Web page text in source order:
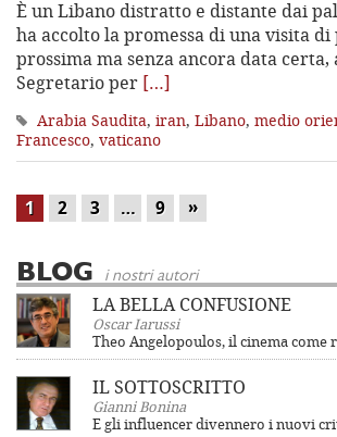
È un Libano distratto e distante dai
ha accolto la promessa di una visita di
prossima ma senza ancora data
Segretario per […]
Arabia Saudita, iran, Libano, medio
Francesco, vaticano
1 2 3 … 9 »
BLOG i nostri autori
LA BELLA CONFUSIONE
Oscar Iarussi
Theo Angelopoulos, il cinema come
IL SOTTOSCRITTO
Gianni Bonina
E gli influencer divennero i nuovi